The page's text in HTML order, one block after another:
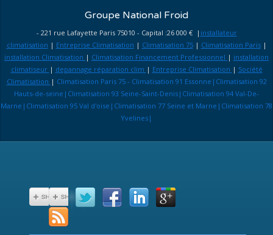
Groupe National Froid
- 221 rue Lafayette Paris 75010 - Capital :26 000 € | installateur
climatisation | Entreprise Climatisation | Climatisation 75| Climatisation Paris|
installation Climatisation | Climatisation Financement Professionnel | installation
climatiseur | depannage réparation clim | Entreprise Climatisation | Société
Climatisation | Climatisation Paris 75 - Climatisation 91 Essonne|Climatisation 92
Hauts-de-seine|Climatisation 93 Seine-Saint-Denis|Climatisation 94 Val-De-
Marne|Climatisation 95 Val d'oise|Climatisation 77 Seine et Marne|Climatisation 78
Yvelines|